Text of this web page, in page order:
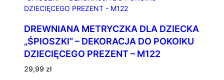
DREWNIANA METRYCZKA DLA DZIECKA
„ŚPIOSZKI” – DEKORACJA DO POKOIKU
DZIECIĘCEGO PREZENT – M122
29,99 zł